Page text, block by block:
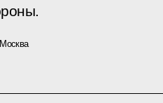
Москва